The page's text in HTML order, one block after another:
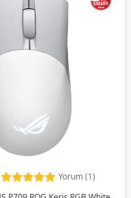
Yorum (1)